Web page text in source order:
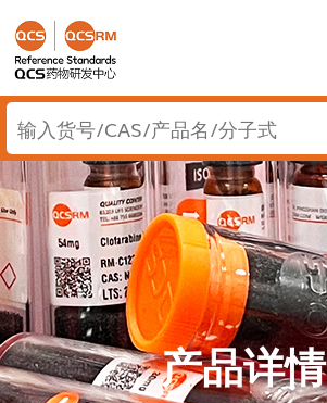
产品详情